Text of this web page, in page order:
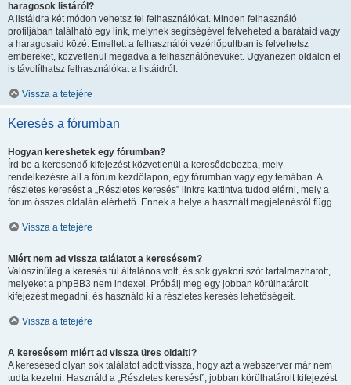
haragosok listáról?
A listáidra két módon vehetsz fel felhasználókat. Minden felhasználó
profiljában található egy link, melynek segítségével felveheted a barátaid vagy
a haragosaid közé. Emellett a felhasználói vezérlőpultban is felvehetsz
embereket, közvetlenül megadva a felhasználónevüket. Ugyanezen oldalon el
is távolíthatsz felhasználókat a listáidról.
Vissza a tetejére
Keresés a fórumban
Hogyan kereshetek egy fórumban?
Írd be a keresendő kifejezést közvetlenül a keresődobozba, mely
rendelkezésre áll a fórum kezdőlapon, egy fórumban vagy egy témában. A
részletes keresést a „Részletes keresés” linkre kattintva tudod elérni, mely a
fórum összes oldalán elérhető. Ennek a helye a használt megjelenéstől függ.
Vissza a tetejére
Miért nem ad vissza találatot a keresésem?
Valószínűleg a keresés túl általános volt, és sok gyakori szót tartalmazhatott,
melyeket a phpBB3 nem indexel. Próbálj meg egy jobban körülhatárolt
kifejezést megadni, és használd ki a részletes keresés lehetőségeit.
Vissza a tetejére
A keresésem miért ad vissza üres oldalt!?
A keresésed olyan sok találatot adott vissza, hogy azt a webszerver már nem
tudta kezelni. Használd a „Részletes keresést”, jobban körülhatárolt kifejezést